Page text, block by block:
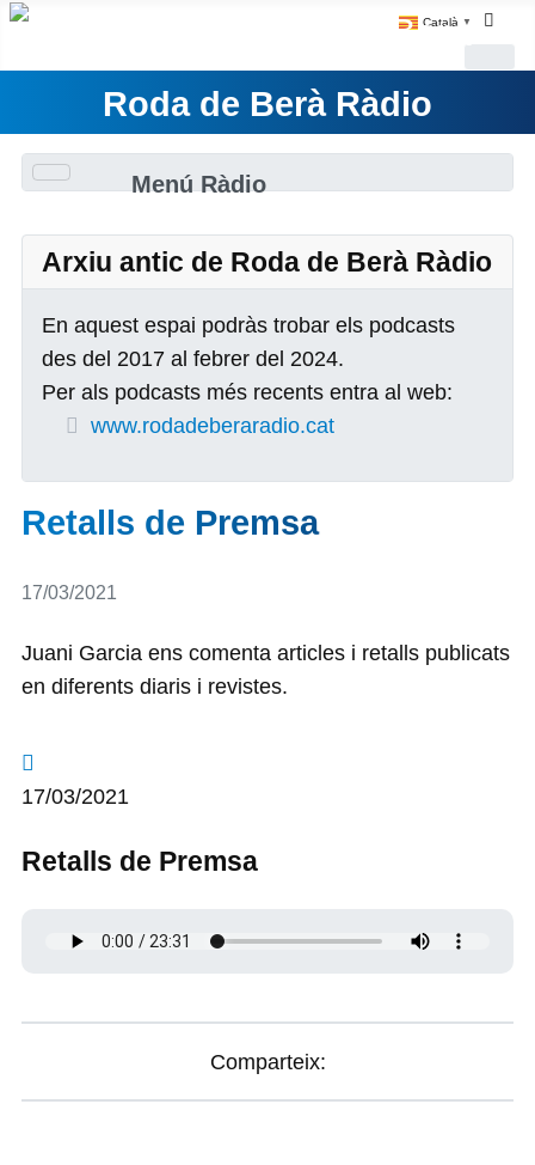
Català ▼
Roda de Berà Ràdio
Menú Ràdio
Arxiu antic de Roda de Berà Ràdio
En aquest espai podràs trobar els podcasts
des del 2017 al febrer del 2024.
Per als podcasts més recents entra al web:
www.rodadeberaradio.cat
Retalls de Premsa
Detalls
17/03/2021
Juani Garcia ens comenta articles i retalls publicats
en diferents diaris i revistes.
17/03/2021
Retalls de Premsa
Comparteix: